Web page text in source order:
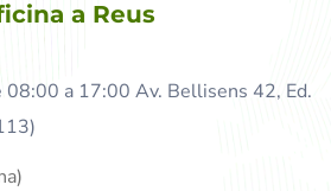
a Reus
a 17:00 Av. Bellisens 42, Ed.